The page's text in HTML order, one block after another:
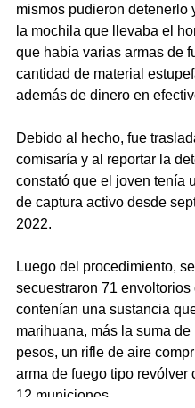
mismos pudieron detenerlo
la mochila que llevaba el
que había varias armas de
cantidad de material
además de dinero en
Debido al hecho, fue
comisaría y al reportar la
constató que el joven tenía
de captura activo desde
2022.
Luego del procedimiento, se
secuestraron 71 envoltorios
contenían una sustancia
marihuana, más la suma de
pesos, un rifle de aire
arma de fuego tipo revólver
12 municiones.